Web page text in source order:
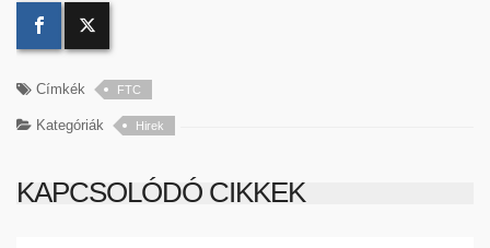
Címkék FTC
Kategóriák Hirek
KAPCSOLÓDÓ CIKKEK